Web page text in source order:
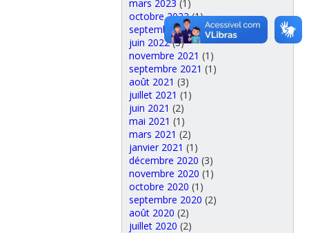
mars 2023 (1)
octobre 2022(1)
septembre 2022 (2)
juin 2022(3)
novembre 2021 (1)
septembre 2021 (1)
août 2021 (3)
juillet 2021 (1)
juin 2021 (2)
mai 2021 (1)
mars 2021 (2)
janvier 2021 (1)
décembre 2020 (3)
novembre 2020 (1)
octobre 2020 (1)
septembre 2020 (2)
août 2020 (2)
juillet 2020 (2)